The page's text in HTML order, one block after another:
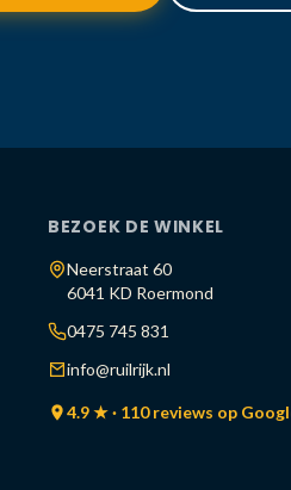
BEZOEK DE WINKEL
Neerstraat 60
6041 KD Roermond
0475 745 831
info@ruilrijk.nl
4.9 ★ · 110 reviews op